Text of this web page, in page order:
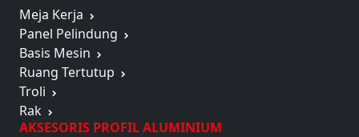
Meja Kerja
Panel Pelindung
Basis Mesin
Ruang Tertutup
Troli
Rak
AKSESORIS PROFIL ALUMINIUM